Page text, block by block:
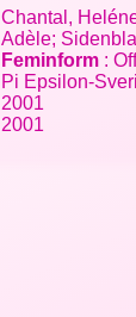
Chantal,
Adèle;
Feminform :
Pi Epsilon-
2001
2001